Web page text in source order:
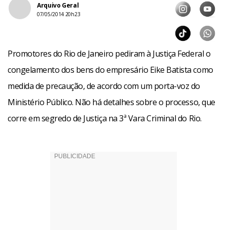
Arquivo Geral
07/05/2014 20h23
Promotores do Rio de Janeiro pediram à Justiça Federal o
congelamento dos bens do empresário Eike Batista como
medida de precaução, de acordo com um porta-voz do
Ministério Público. Não há detalhes sobre o processo, que
corre em segredo de Justiça na 3ª Vara Criminal do Rio.